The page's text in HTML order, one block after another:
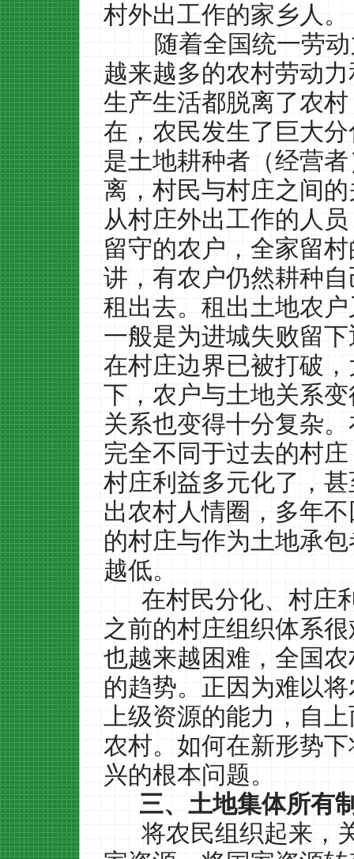
村外出工作的家乡人。
随着全国统一劳
越来越多的农村劳动
生产生活都脱离了农
在，农民发生了巨大
是土地耕种者（经营
离，村民与村庄之间
从村庄外出工作的人
留守的农户，全家留
讲，有农户仍然耕种
租出去。租出土地农
一般是为进城失败留
在村庄边界已被打破
下，农户与土地关系
关系也变得十分复杂
完全不同于过去的村
村庄利益多元化了，
出农村人情圈，多年
的村庄与作为土地承
越低。
在村民分化、村庄
之前的村庄组织体系
也越来越困难，全国
的趋势。正因为难以
上级资源的能力，自
农村。如何在新形势
兴的根本问题。
三、土地集体所有
将农民组织起来，